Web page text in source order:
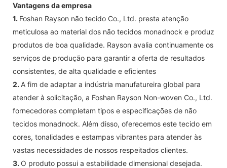
Vantagens da empresa
1. Foshan Rayson não tecido Co., Ltd. presta atenção
meticulosa ao material dos não tecidos monadnock e produz
produtos de boa qualidade. Rayson avalia continuamente os
serviços de produção para garantir a oferta de resultados
consistentes, de alta qualidade e eficientes
2. A fim de adaptar a indústria manufatureira global para
atender à solicitação, a Foshan Rayson Non-woven Co., Ltd.
fornecedores completam tipos e especificações de não
tecidos monadnock. Além disso, oferecemos este tecido em
cores, tonalidades e estampas vibrantes para atender às
vastas necessidades de nossos respeitados clientes.
3. O produto possui a estabilidade dimensional desejada.